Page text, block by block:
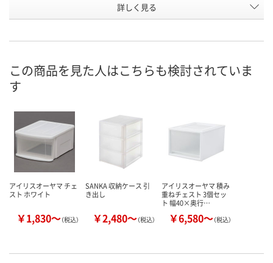
ホワイト・クリア ホワイト/ク
号
お届け日
数量
詳しく見る
この商品を見た人はこちらも検討されていま
す
アイリスオーヤマ チェ
スト ホワイト
￥1,830～（税込）
SANKA 収納ケース 引
き出し
￥2,480～（税込）
アイリスオーヤマ 積み
重ねチェスト 3個セッ
ト 幅40×奥行…
￥6,580～（税込）